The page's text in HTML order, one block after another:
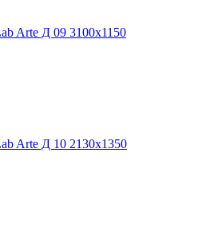
Arte Д 09 3100х1150
Arte Д 10 2130х1350